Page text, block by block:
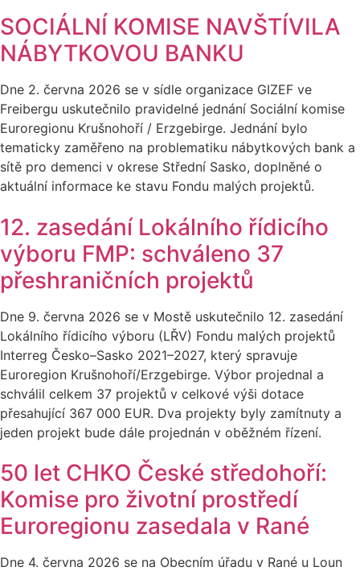
SOCIÁLNÍ KOMISE NAVŠTÍVILA
NÁBYTKOVOU BANKU
Dne 2. června 2026 se v sídle organizace GIZEF ve
Freibergu uskutečnilo pravidelné jednání Sociální komise
Euroregionu Krušnohoří / Erzgebirge. Jednání bylo
tematicky zaměřeno na problematiku nábytkových bank a
sítě pro demenci v okrese Střední Sasko, doplněné o
aktuální informace ke stavu Fondu malých projektů.
12. zasedání Lokálního řídicího
výboru FMP: schváleno 37
přeshraničních projektů
Dne 9. června 2026 se v Mostě uskutečnilo 12. zasedání
Lokálního řídicího výboru (LŘV) Fondu malých projektů
Interreg Česko–Sasko 2021–2027, který spravuje
Euroregion Krušnohoří/Erzgebirge. Výbor projednal a
schválil celkem 37 projektů v celkové výši dotace
přesahující 367 000 EUR. Dva projekty byly zamítnuty a
jeden projekt bude dále projednán v oběžném řízení.
50 let CHKO České středohoří:
Komise pro životní prostředí
Euroregionu zasedala v Rané
Dne 4. června 2026 se na Obecním úřadu v Rané u Loun